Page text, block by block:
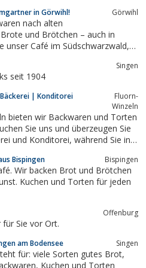
in Görwihl! Görwihl
nach alten
unser Café im Südschwarzwald,
Singen
seit 1904
| Konditorei
Fluorn-
Winzeln
bieten wir Backwaren und Torten
Sie uns und überzeugen Sie
während Sie in
Bispingen Bispingen
Wir backen Brot und Brötchen
Kuchen und Torten für jeden
Offenburg
für Sie vor Ort.
am Bodensee Singen
für: viele Sorten gutes Brot,